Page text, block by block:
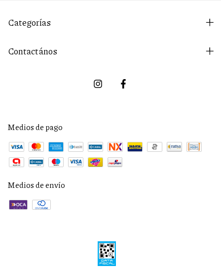
Categorías
Contactános
Medios de pago
Medios de envío